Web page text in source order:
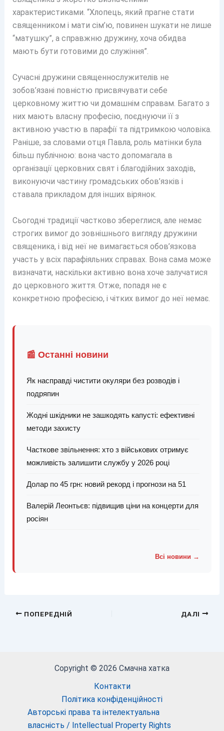
характеристиками. “Хлопець, який прагне стати
священником і мати сім’ю, повинен шукати не лише
“матушку”, а справжню дружину, хоча обидва
мають бути готовими до служіння”.
Сучасні дружини священнослужителів не
зобов’язані повністю присвячувати себе
церковному життю чи домашнім справам. Багато з
них мають власну професію, поєднуючи її з
активною участю в парафії та підтримкою чоловіка.
Раніше, за словами отця Павла, роль матінки була
більш публічною: вона часто допомагала в
організації церковних свят і благодійних заходів,
виконуючи частину громадських обов’язків і
ставала прикладом для інших вірянок.
Сьогодні традиції частково збереглися, але немає
строгих вимог до зовнішнього вигляду дружини
священика, і від неї не вимагається обов’язкова
участь у всіх парафіяльних справах. Вона сама може
визначати, наскільки активно вона хоче залучатися
до церковного життя. Отже, попадя не є
конкретною професією, і чітких вимог до неї немає.
📰 Останні новини
Як насправді чистити окуляри без розводів і
подряпин
Жодні шкідники не зашкодять капусті: ефективні
методи захисту
Часткове звільнення: хто з військових отримує
можливість залишити службу у 2026 році
Долар по 45 грн: новий рекорд і прогнози на 51
Валерій Леонтьєв: підвищив ціни на концерти для
росіян
Всі новини →
ПОПЕРЕДНІЙ ДАЛІ
Copyright © 2026 Смачна хатка
Контакти
Політика конфіденційності
Авторські права та інтелектуальна
власність / Intellectual Property Rights